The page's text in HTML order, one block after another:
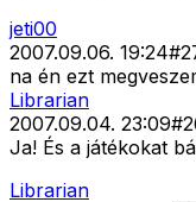
jeti00
2007.09.06. 19:24#
na én ezt
Librarian
2007.09.04. 23:09#
Ja! És a játékokat
Librarian